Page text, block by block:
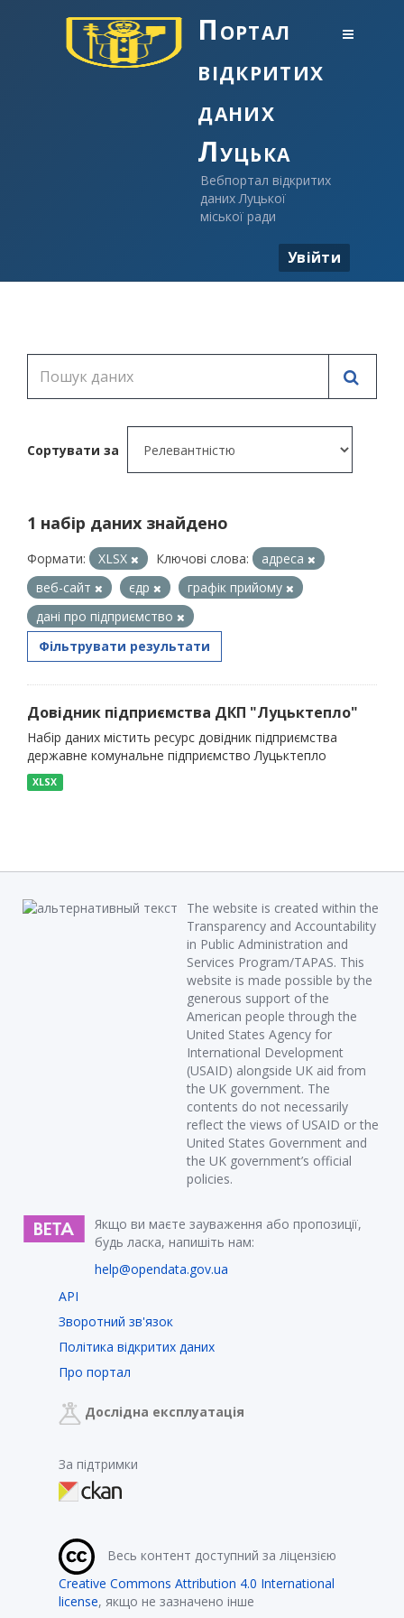
Портал
відкритих
даних
Луцька
Вебпортал відкритих
даних Луцької
міської ради
Увійти
Сортувати за
1 набір даних знайдено
Формати: XLSX Ключові слова:
адреса
веб-сайт
єдр
графік прийому
дані про підприємство
Фільтрувати результати
Довідник підприємства ДКП "Луцьктепло"
Набір даних містить ресурс довідник підприємства
державне комунальне підприємство Луцьктепло
XLSX
The website is created within the
Transparency and Accountability
in Public Administration and
Services Program/TAPAS. This
website is made possible by the
generous support of the
American people through the
United States Agency for
International Development
(USAID) alongside UK aid from
the UK government. The
contents do not necessarily
reflect the views of USAID or the
United States Government and
the UK government’s official
policies.
Якщо ви маєте зауваження або пропозиції,
будь ласка, напишіть нам:
help@opendata.gov.ua
API
Зворотний зв'язок
Політика відкритих даних
Про портал
Дослідна експлуатація
За підтримки
Весь контент доступний за ліцензією
Creative Commons Attribution 4.0 International
license, якщо не зазначено інше